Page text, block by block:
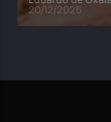
20/12/2025